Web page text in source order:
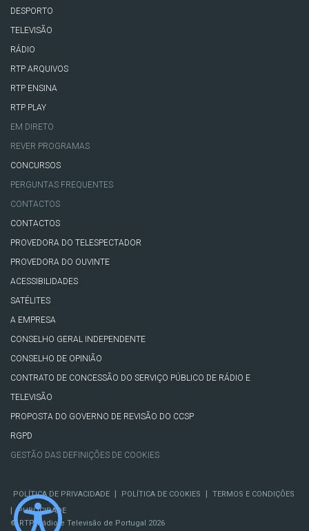
DESPORTO
TELEVISÃO
RÁDIO
RTP ARQUIVOS
RTP ENSINA
RTP PLAY
EM DIRETO
REVER PROGRAMAS
CONCURSOS
PERGUNTAS FREQUENTES
CONTACTOS
CONTACTOS
PROVEDORA DO TELESPECTADOR
PROVEDORA DO OUVINTE
ACESSIBILIDADES
SATÉLITES
A EMPRESA
CONSELHO GERAL INDEPENDENTE
CONSELHO DE OPINIÃO
CONTRATO DE CONCESSÃO DO SERVIÇO PÚBLICO DE RÁDIO E
TELEVISÃO
PROPOSTA DO GOVERNO DE REVISÃO DO CCSP
RGPD
GESTÃO DAS DEFINIÇÕES DE COOKIES
POLÍTICA DE PRIVACIDADE POLÍTICA DE COOKIES TERMOS E CONDIÇÕES
PUBLICIDADE
© RTP, Rádio e Televisão de Portugal 2026